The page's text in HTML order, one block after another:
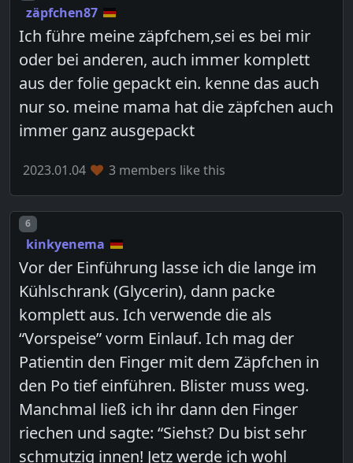
zäpfchen87
Ich führe meine zäpfchem,sei es bei mir
oder bei anderen, auch immer komplett
aus der folie gepackt ein. kenne das auch
nur so. meine mama hat die zäpfchen auch
immer ganz ausgepackt
2023.01.04 3 members like this
Post number
6
kinkyenema
Vor der Einführung lasse ich die lange im
Kühlschrank (Glycerin), dann packe
komplett aus. Ich verwende die als
“Vorspeise” vorm Einlauf. Ich mag der
Patientin den Finger mit dem Zäpfchen in
den Po tief einführen. Blister muss weg.
Manchmal ließ ich ihr dann den Finger
riechen und sagte: “Siehst? Du bist sehr
schmutzig innen! Jetz werde ich wohl